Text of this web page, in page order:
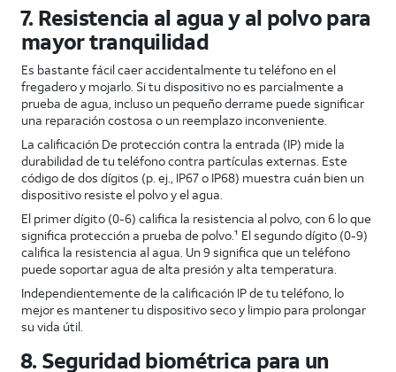
7. Resistencia al agua y al polvo para
mayor tranquilidad
Es bastante fácil caer accidentalmente tu teléfono en el
fregadero y mojarlo. Si tu dispositivo no es parcialmente a
prueba de agua, incluso un pequeño derrame puede significar
una reparación costosa o un reemplazo inconveniente.
La calificación De protección contra la entrada (IP) mide la
durabilidad de tu teléfono contra partículas externas. Este
código de dos dígitos (p. ej., IP67 o IP68) muestra cuán bien un
dispositivo resiste el polvo y el agua.
El primer dígito (0-6) califica la resistencia al polvo, con 6 lo que
significa protección a prueba de polvo.¹ El segundo dígito (0-9)
califica la resistencia al agua. Un 9 significa que un teléfono
puede soportar agua de alta presión y alta temperatura.
Independientemente de la calificación IP de tu teléfono, lo
mejor es mantener tu dispositivo seco y limpio para prolongar
su vida útil.
8. Seguridad biométrica para un